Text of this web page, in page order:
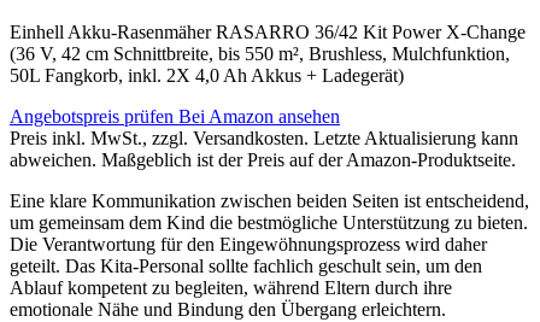
Einhell Akku-Rasenmäher RASARRO 36/42 Kit Power X-Change
(36 V, 42 cm Schnittbreite, bis 550 m², Brushless, Mulchfunktion,
50L Fangkorb, inkl. 2X 4,0 Ah Akkus + Ladegerät)
Angebotspreis prüfen Bei Amazon ansehen
Preis inkl. MwSt., zzgl. Versandkosten. Letzte Aktualisierung kann
abweichen. Maßgeblich ist der Preis auf der Amazon-Produktseite.
Eine klare Kommunikation zwischen beiden Seiten ist entscheidend,
um gemeinsam dem Kind die bestmögliche Unterstützung zu bieten.
Die Verantwortung für den Eingewöhnungsprozess wird daher
geteilt. Das Kita-Personal sollte fachlich geschult sein, um den
Ablauf kompetent zu begleiten, während Eltern durch ihre
emotionale Nähe und Bindung den Übergang erleichtern.